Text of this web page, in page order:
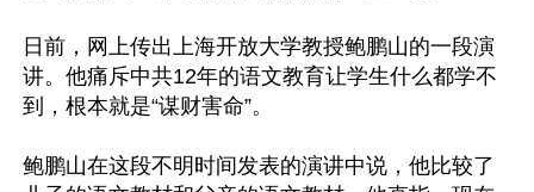
日前，网上传出上海开放大学教授鲍鹏山的一段演
讲。他痛斥中共12年的语文教育让学生什么都学不
到，根本就是“谋财害命”。
鲍鹏山在这段不明时间发表的演讲中说，他比较了